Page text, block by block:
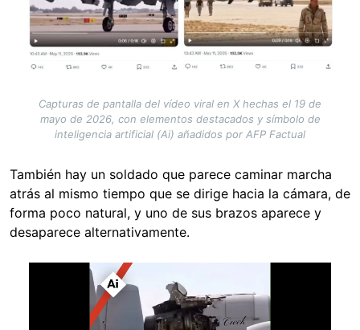
Capturas de pantalla del vídeo viral en X hechas el 19 de
mayo de 2026, con elementos destacados y símbolo de
inteligencia artificial (Ai) añadidos por AFP Factual
También hay un soldado que parece caminar marcha
atrás al mismo tiempo que se dirige hacia la cámara, de
forma poco natural, y uno de sus brazos aparece y
desaparece alternativamente.